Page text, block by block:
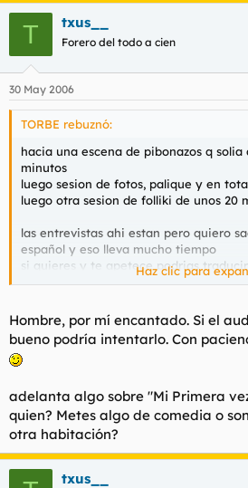
T txus__
Forero del todo a cien
30 May 2006
TORBE rebuznó:
hacia una escena de pibonazos q
minutos
luego sesion de fotos, palique y en
luego otra sesion de folliki de unos 20
las entrevistas ahi estan pero quiero
español y eso lleva mucho tiempo
si quieres y te apetece podrias
documento tu, es q vamos de culo
Haz clic para
Hombre, por mí encantado. Si el
bueno podría intentarlo. Con
adelanta algo sobre "Mi Primera
quien? Metes algo de comedia o
otra habitación?
txus__